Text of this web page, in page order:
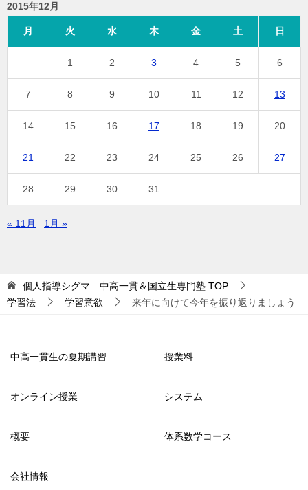
2015年12月
月 火 水 木 金 土 日
1 2 3 4 5 6
7 8 9 10 11 12 13
14 15 16 17 18 19 20
21 22 23 24 25 26 27
28 29 30 31
« 11月 1月 »
個人指導シグマ 中高一貫＆国立生専門塾 TOP
学習法
学習意欲 来年に向けて今年を振り返りましょう
中高一貫生の夏期講習 授業料
オンライン授業 システム
概要 体系数学コース
会社情報